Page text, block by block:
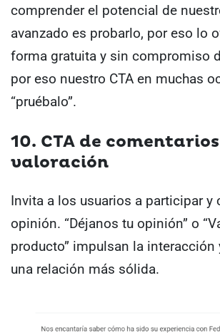
comprender el potencial de
avanzado es probarlo, por eso lo
forma gratuita y sin compromiso
por eso nuestro CTA en muchas
“pruébalo”.
10. CTA de
valoración
Invita a los usuarios a participar y
opinión. “Déjanos tu opinión” o
producto” impulsan la interacción
una relación más sólida.